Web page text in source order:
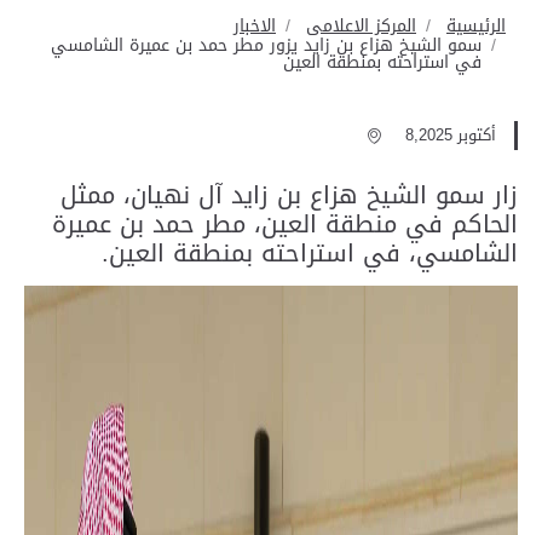
الرئيسية المركز الاعلامى الاخبار
سمو الشيخ هزاع بن زايد يزور مطر حمد بن عميرة الشامسي
في استراحته بمنطقة العين
أكتوبر 8,2025
زار سمو الشيخ هزاع بن زايد آل نهيان، ممثل
الحاكم في منطقة العين، مطر حمد بن عميرة
الشامسي، في استراحته بمنطقة العين.